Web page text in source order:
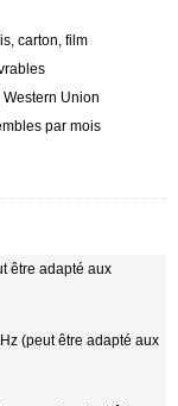
carton, film
Western Union
par mois
être adapté aux
(peut être adapté aux